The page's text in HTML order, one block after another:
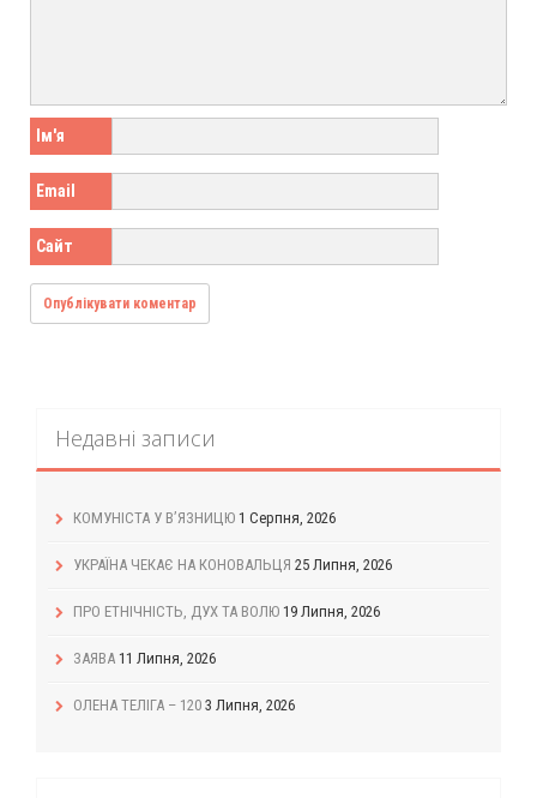
Ім'я
Email
Сайт
Недавні записи
КОМУНІСТА У В’ЯЗНИЦЮ 1 Серпня, 2026
УКРАЇНА ЧЕКАЄ НА КОНОВАЛЬЦЯ 25 Липня, 2026
ПРО ЕТНІЧНІСТЬ, ДУХ ТА ВОЛЮ 19 Липня, 2026
ЗАЯВА 11 Липня, 2026
ОЛЕНА ТЕЛІГА – 120 3 Липня, 2026